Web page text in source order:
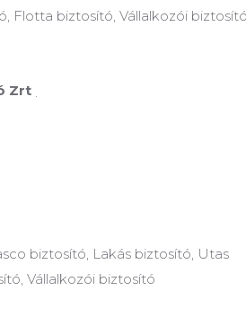
Flotta biztosító, Vállalkozói
Zrt
biztosító, Lakás biztosító, Utas
Vállalkozói biztosító